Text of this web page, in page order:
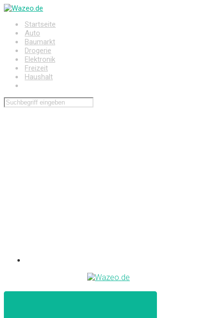
Zum
springenStartseite
Auto
Baumarkt
Drogerie
Elektronik
Freizeit
Haushalt